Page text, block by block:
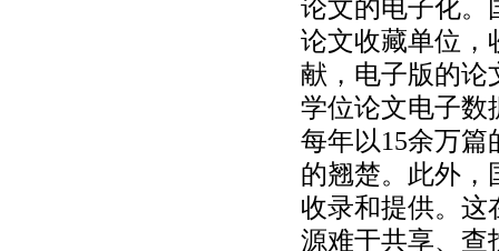
论文的电子化。
论文收藏单位，
献，电子版的论
学位论文电子数
每年以15余万
的翘楚。此外，
收录和提供。这
源难于共享、查